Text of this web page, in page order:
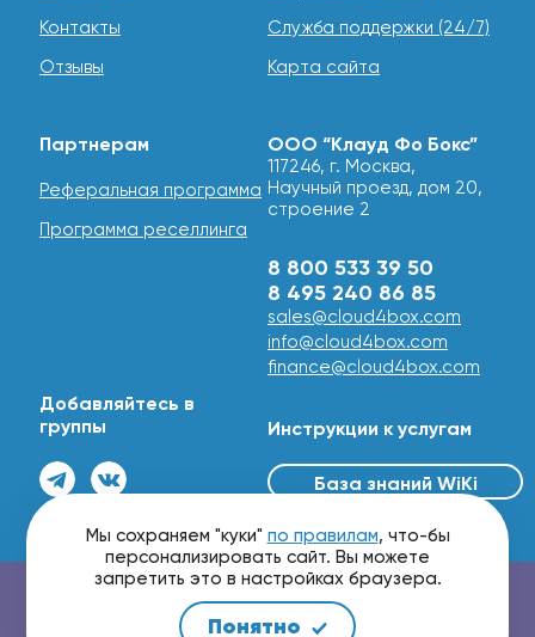
Контакты
Отзывы
Служба поддержки (24/7)
Карта сайта
Партнерам
Реферальная программа
Программа реселлинга
Добавляйтесь в
группы
ООО “Клауд Фо Бокс”
117246, г. Москва,
Научный проезд, дом 20,
строение 2
8 800 533 39 50
8 495 240 86 85
sales@cloud4box.com
info@cloud4box.com
finance@cloud4box.com
Инструкции к услугам
База знаний WiKi
© 2016 - 2026
Проверить маршрутизацию и скорость сети
Мы сохраняем "куки" по правилам, что-бы
персонализировать сайт. Вы можете
запретить это в настройках браузера.
Понятно